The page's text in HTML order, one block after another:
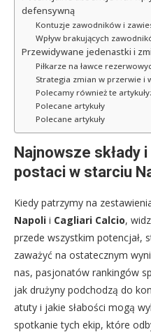
defensywną
Kontuzje zawodników i
Wpływ brakujących
Przewidywane jedenastki i
Piłkarze na ławce
Strategia zmian w przerwie i
Polecamy również te artykuły:
Polecane artykuły
Polecane artykuły
Najnowsze składy
postaci w starciu
Kiedy patrzymy na
Napoli i Cagliari Calcio,
przede wszystkim potencjał,
zaważyć na ostatecznym
nas, pasjonatów rankingów
jak drużyny podchodzą do
atuty i jakie słabości mogą
spotkanie tych ekip, które